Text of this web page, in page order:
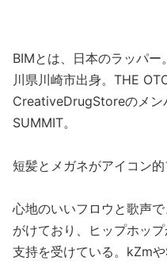
BIMとは、日本のラッパ
川県川崎市出身。THE
CreativeDrugStoreのメン
SUMMIT。
短髪とメガネがアイコン的
心地のいいフロウと歌声
がけており、ヒップホッ
支持を受けている。kZm